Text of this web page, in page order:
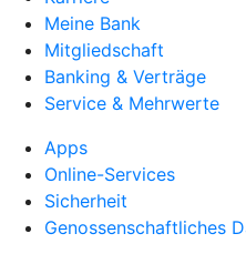
Meine Bank
Mitgliedschaft
Banking & Verträge
Service & Mehrwerte
Apps
Online-Services
Sicherheit
Genossenschaftliches